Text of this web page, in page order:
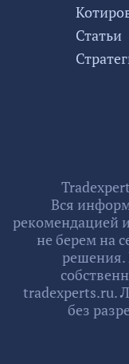
Статьи
Вся
рекомендацией
не берем на
решения.
tradexperts.ru.
без